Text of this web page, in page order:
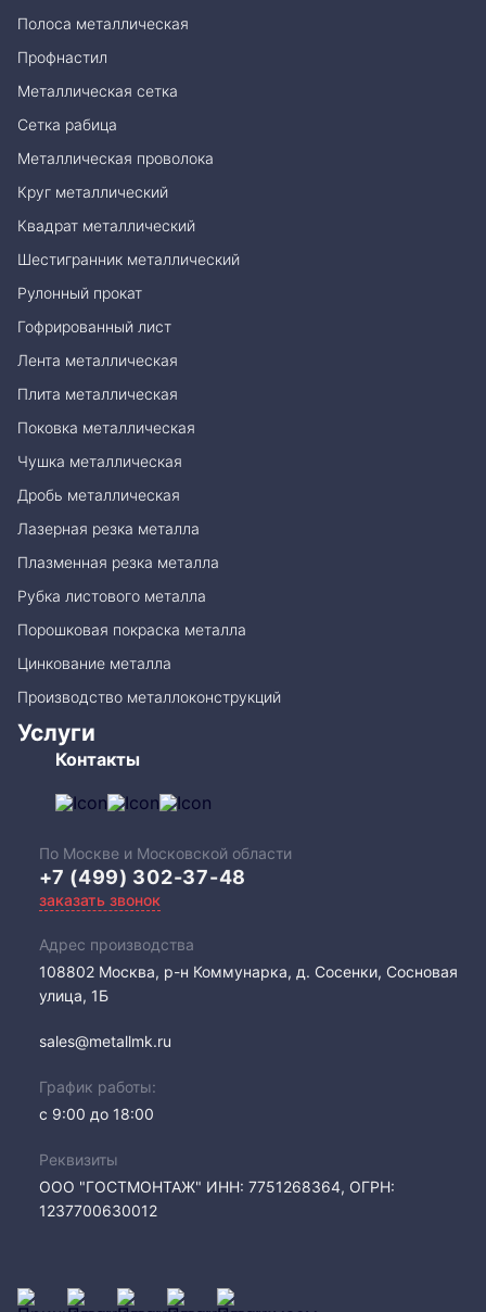
Полоса металлическая
Профнастил
Металлическая сетка
Сетка рабица
Металлическая проволока
Круг металлический
Квадрат металлический
Шестигранник металлический
Рулонный прокат
Гофрированный лист
Лента металлическая
Плита металлическая
Поковка металлическая
Чушка металлическая
Дробь металлическая
Лазерная резка металла
Плазменная резка металла
Рубка листового металла
Порошковая покраска металла
Цинкование металла
Производство металлоконструкций
Услуги
Контакты
По Москве и Московской области
+7 (499) 302-37-48
заказать звонок
Адрес производства
108802​ Москва, р-н Коммунарка, д. Сосенки, Сосновая
улица, 1Б
sales@metallmk.ru
График работы:
с 9:00 до 18:00
Реквизиты
ООО "ГОСТМОНТАЖ" ИНН: 7751268364, ОГРН:
1237700630012